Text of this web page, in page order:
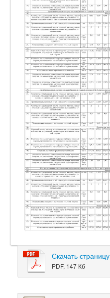
Скачать страницу
PDF, 147 Кб